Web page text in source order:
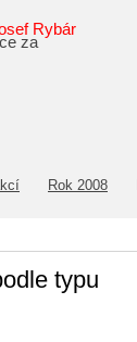
za
Rok 2008
typu